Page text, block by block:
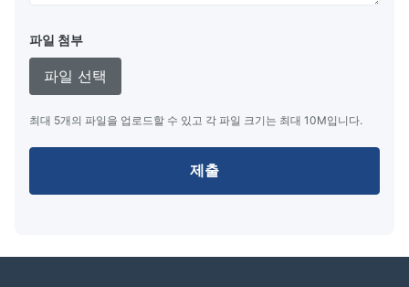
파일 첨부
파일 선택
최대 5개의 파일을 업로드할 수 있고 각 파일 크기는 최대 10M입니다.
제출